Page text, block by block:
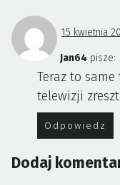
Jan64 pisze:
15 kwietnia
Teraz to
telewizji
Odpowiedz
Dodaj